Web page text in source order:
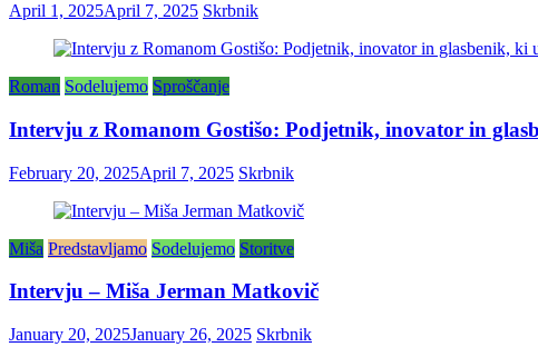
April 1, 2025April 7, 2025 Skrbnik
Roman Sodelujemo Sproščanje
Intervju z Romanom Gostišo: Podjetnik, inovator in
February 20, 2025April 7, 2025 Skrbnik
Miša Predstavljamo Sodelujemo Storitve
Intervju – Miša Jerman Matkovič
January 20, 2025January 26, 2025 Skrbnik